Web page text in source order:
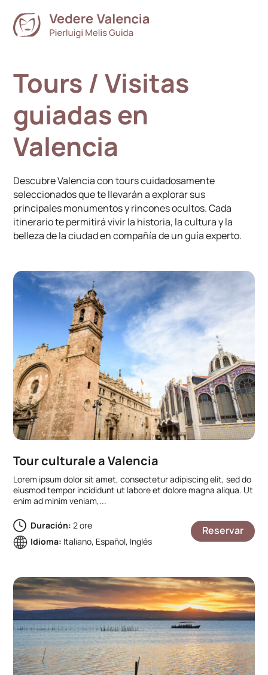
Tours / Visitas
guiadas en
Valencia
Descubre Valencia con tours cuidadosamente
seleccionados que te llevarán a explorar sus
principales monumentos y rincones ocultos. Cada
itinerario te permitirá vivir la historia, la cultura y la
belleza de la ciudad en compañía de un guía experto.
Tour culturale a Valencia
Lorem ipsum dolor sit amet, consectetur adipiscing elit, sed do
eiusmod tempor incididunt ut labore et dolore magna aliqua. Ut
enim ad minim veniam,...
Duración: 2 ore
Idioma: Italiano, Español, Inglés
Reservar